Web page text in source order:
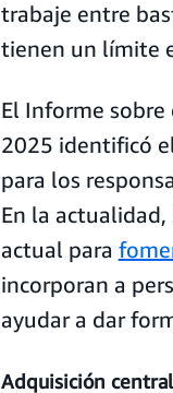
trabaje entre
tienen un límite
El Informe
2025 identificó
para los
En la
actual para
incorporan a
ayudar a dar
Adquisición